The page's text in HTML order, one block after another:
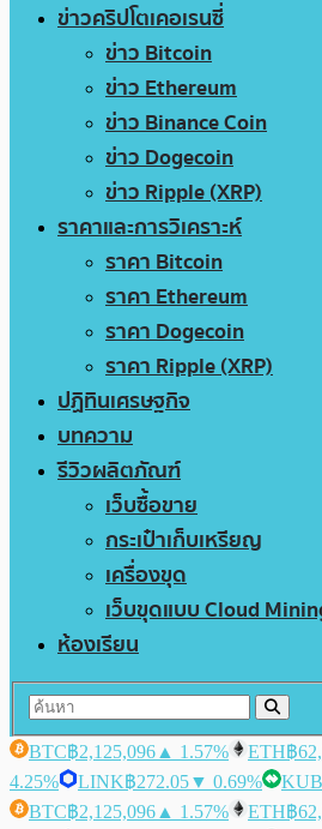
ข่าวคริปโตเคอเรนซี่
ข่าว Bitcoin
ข่าว Ethereum
ข่าว Binance Coin
ข่าว Dogecoin
ข่าว Ripple (XRP)
ราคาและการวิเคราะห์
ราคา Bitcoin
ราคา Ethereum
ราคา Dogecoin
ราคา Ripple (XRP)
ปฏิทินเศรษฐกิจ
บทความ
รีวิวผลิตภัณฑ์
เว็บซื้อขาย
กระเป๋าเก็บเหรียญ
เครื่องขุด
เว็บขุดแบบ Cloud
ห้องเรียน
BTC฿2,125,096 ▲ 1.57% ETH฿
4.25%
LINK฿272.05▼ 0.69% KUB
BTC฿2,125,096 ▲ 1.57% ETH฿